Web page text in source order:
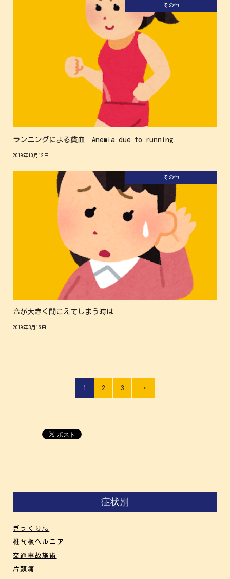
ランニングによる貧血 Anemia due to running
その他
2019年10月12日
音が大きく聞こえてしまう時は
その他
2019年3月16日
1 2 3 →
症状別
ぎっくり腰
椎間板ヘルニア
交通事故施術
片頭痛